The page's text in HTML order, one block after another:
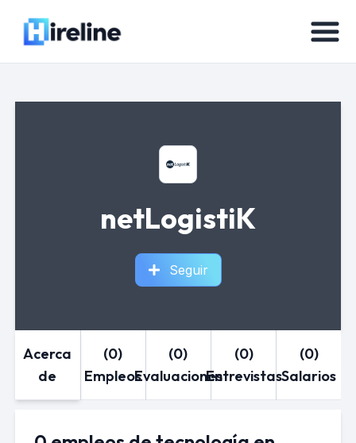
netLogistiK
Seguir
Acerca
de
(0)
Empleos
(0)
Evaluaciones
(0)
Entrevistas
(0)
Salarios